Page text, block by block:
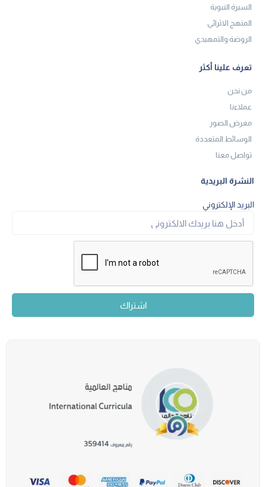
السيرة النبوية
المنهج الاثرائي
الروضة والتمهيدي
تعرف علينا أكثر
من نحن
عملاءنا
معرض الصور
الوسائط المتعددة
تواصل معنا
النشرة البريدية
البريد الإلكتروني
اشتراك